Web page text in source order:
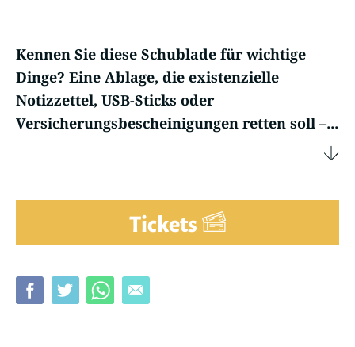
Kennen Sie diese Schublade für wichtige
Dinge? Eine Ablage, die existenzielle
Notizzettel, USB-Sticks oder
Versicherungsbescheinigungen retten soll –...
Tickets